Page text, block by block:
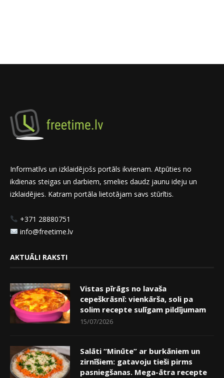
Informatīvs un izklaidējošs portāls ikvienam. Atpūties no
ikdienas steigas un darbiem, smelies daudz jaunu ideju un
izklaidējies. Katram portāla lietotājam savs stūrītis.
+371 28880751
info@freetime.lv
AKTUĀLI RAKSTI
Vistas pīrāgs no lavaša
cepeškrāsnī: vienkārša, soli pa
solim recepte sulīgam pildījumam
15/07/2026
Salāti “Minūte” ar burkāniem un
zirnīšiem: gatavoju tieši pirms
pasniegšanas. Mega-ātra recepte